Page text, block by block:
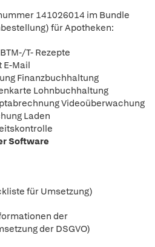
141026014 im Bundle
für Apotheken:
T- Rezepte
Mail
Finanzbuchhaltung
Lohnbuchhaltung
Videoüberwachung
Laden
Software
für Umsetzung)
der
der DSGVO)